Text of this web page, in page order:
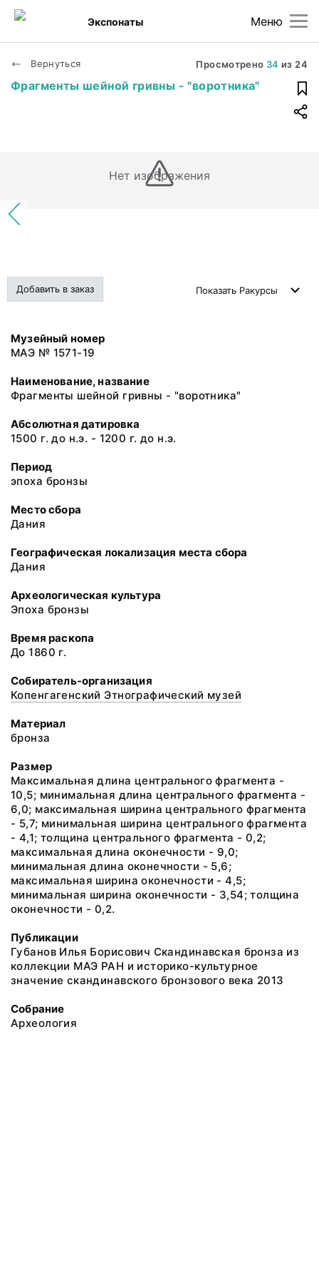
Меню
Экспонаты
Вернуться Просмотрено 34 из 24
Фрагменты шейной гривны - "воротника"
Нет изображения
Добавить в заказ Показать Ракурсы
Музейный номер
МАЭ № 1571-19
Наименование, название
Фрагменты шейной гривны - "воротника"
Абсолютная датировка
1500 г. до н.э. - 1200 г. до н.э.
Период
эпоха бронзы
Место сбора
Дания
Географическая локализация места сбора
Дания
Археологическая культура
Эпоха бронзы
Время раскопа
До 1860 г.
Собиратель-организация
Копенгагенский Этнографический музей
Материал
бронза
Размер
Максимальная длина центрального фрагмента -
10,5; минимальная длина центрального фрагмента -
6,0; максимальная ширина центрального фрагмента
- 5,7; минимальная ширина центрального фрагмента
- 4,1; толщина центрального фрагмента - 0,2;
максимальная длина оконечности - 9,0;
минимальная длина оконечности - 5,6;
максимальная ширина оконечности - 4,5;
минимальная ширина оконечности - 3,54; толщина
оконечности - 0,2.
Публикации
Губанов Илья Борисович Скандинавская бронза из
коллекции МАЭ РАН и историко-культурное
значение скандинавского бронзового века 2013
Собрание
Археология